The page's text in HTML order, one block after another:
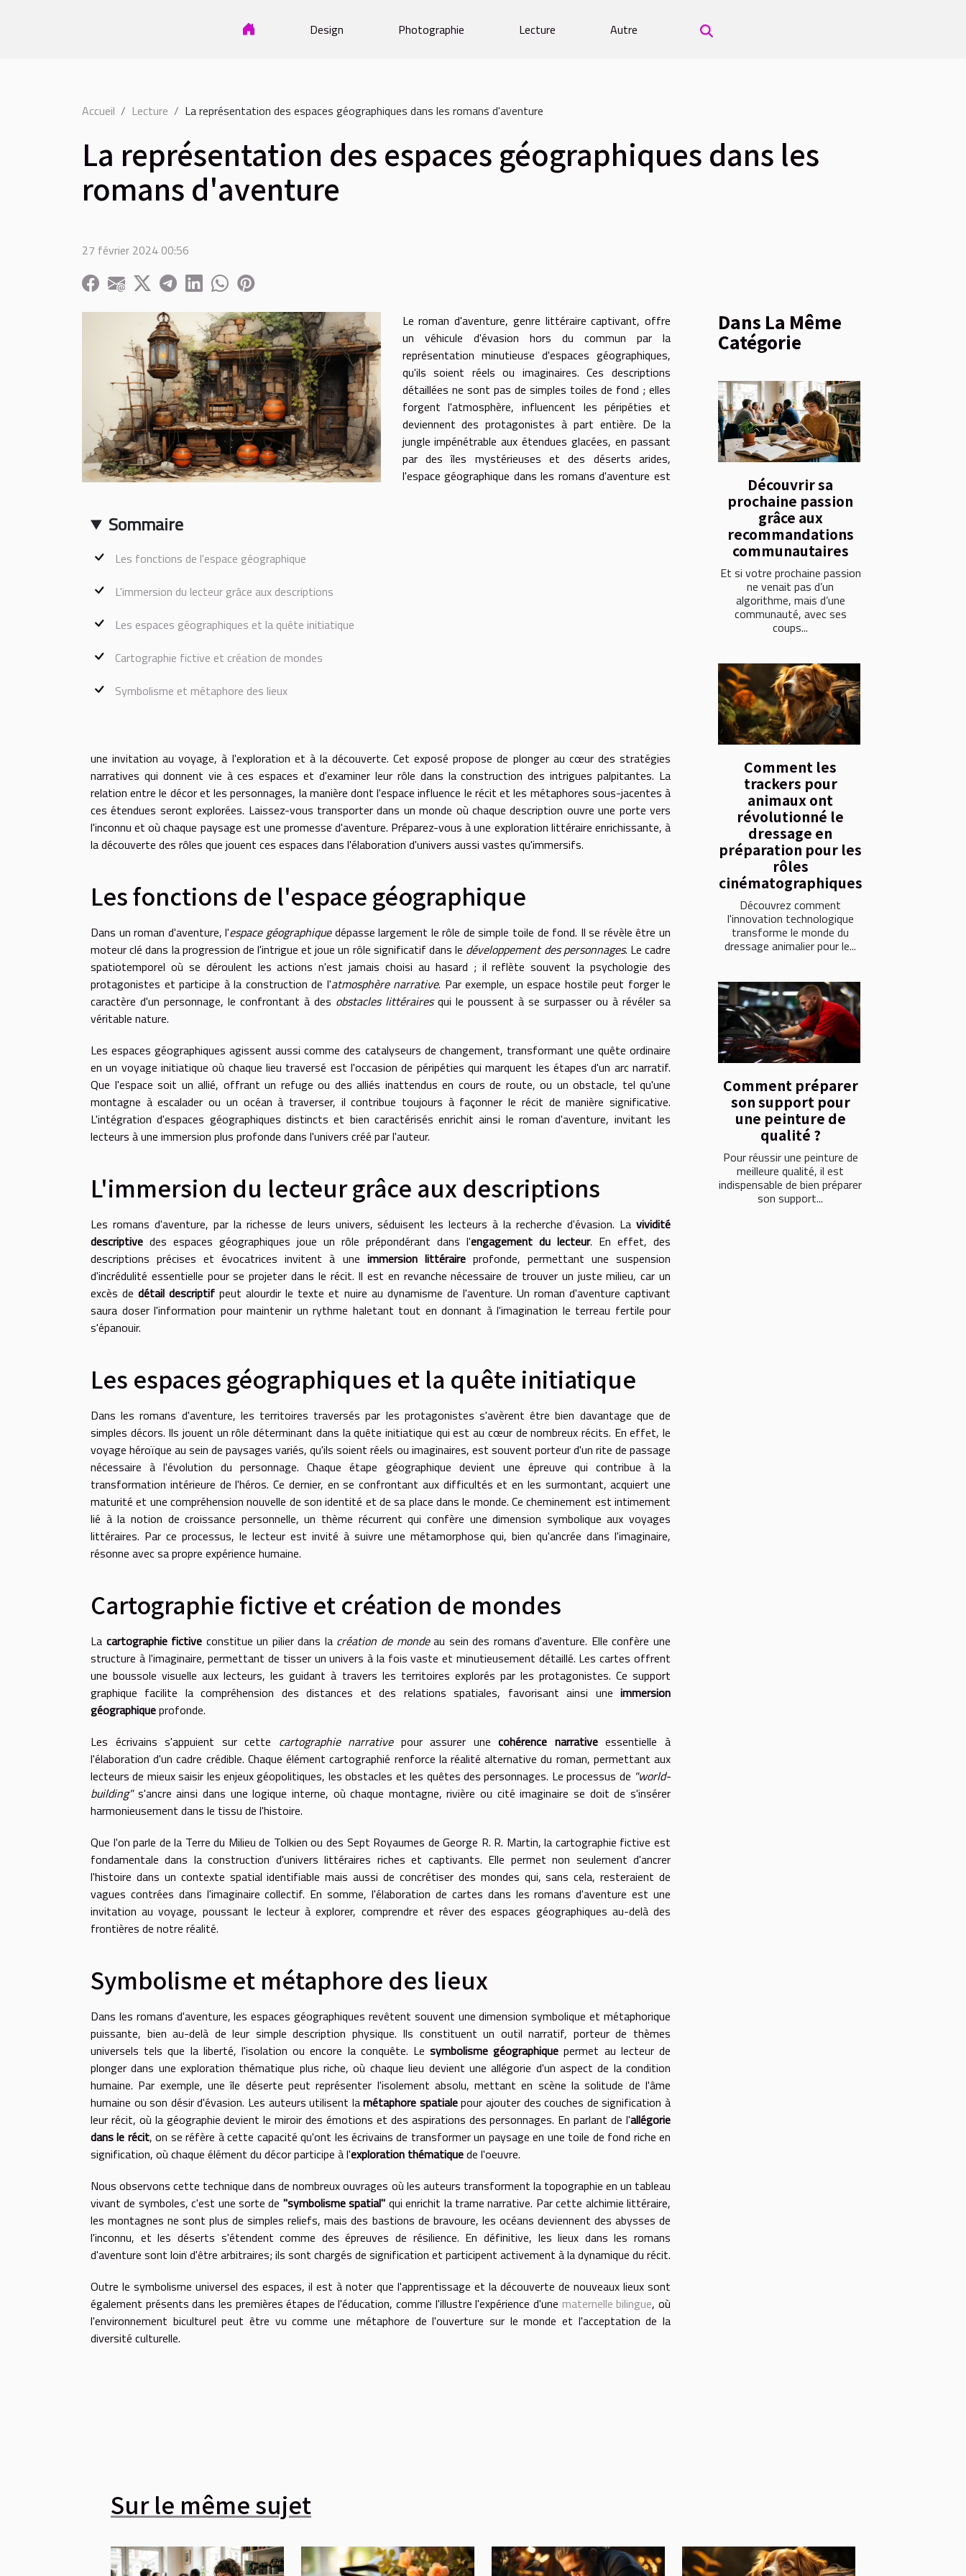
Design Photographie Lecture Autre
Accueil Lecture La représentation des espaces géographiques dans les romans d'aventure
La représentation des espaces géographiques dans les
romans d'aventure
27 février 2024 00:56
Sommaire
Les fonctions de l'espace géographique
L'immersion du lecteur grâce aux descriptions
Les espaces géographiques et la quête initiatique
Cartographie fictive et création de mondes
Symbolisme et métaphore des lieux
Le roman d'aventure, genre littéraire captivant, offre
un véhicule d'évasion hors du commun par la
représentation minutieuse d'espaces géographiques,
qu'ils soient réels ou imaginaires. Ces descriptions
détaillées ne sont pas de simples toiles de fond ; elles
forgent l'atmosphère, influencent les péripéties et
deviennent des protagonistes à part entière. De la
jungle impénétrable aux étendues glacées, en passant
par des îles mystérieuses et des déserts arides,
l'espace géographique dans les romans d'aventure est
une invitation au voyage, à l'exploration et à la découverte. Cet exposé propose de plonger au cœur des stratégies
narratives qui donnent vie à ces espaces et d'examiner leur rôle dans la construction des intrigues palpitantes. La
relation entre le décor et les personnages, la manière dont l'espace influence le récit et les métaphores sous-jacentes à
ces étendues seront explorées. Laissez-vous transporter dans un monde où chaque description ouvre une porte vers
l'inconnu et où chaque paysage est une promesse d'aventure. Préparez-vous à une exploration littéraire enrichissante, à
la découverte des rôles que jouent ces espaces dans l'élaboration d'univers aussi vastes qu'immersifs.
Les fonctions de l'espace géographique
Dans un roman d'aventure, l'espace géographiquedépasse largement le rôle de simple toile de fond. Il se révèle être un
moteur clé dans la progression de l'intrigue et joue un rôle significatif dans le développement des personnages. Le cadre
spatiotemporel où se déroulent les actions n'est jamais choisi au hasard ; il reflète souvent la psychologie des
protagonistes et participe à la construction de l'atmosphère narrative. Par exemple, un espace hostile peut forger le
caractère d'un personnage, le confrontant à des obstacles littérairesqui le poussent à se surpasser ou à révéler sa
véritable nature.
Les espaces géographiques agissent aussi comme des catalyseurs de changement, transformant une quête ordinaire
en un voyage initiatique où chaque lieu traversé est l'occasion de péripéties qui marquent les étapes d'un arc narratif.
Que l'espace soit un allié, offrant un refuge ou des alliés inattendus en cours de route, ou un obstacle, tel qu'une
montagne à escalader ou un océan à traverser, il contribue toujours à façonner le récit de manière significative.
L'intégration d'espaces géographiques distincts et bien caractérisés enrichit ainsi le roman d'aventure, invitant les
lecteurs à une immersion plus profonde dans l'univers créé par l'auteur.
L'immersion du lecteur grâce aux descriptions
Les romans d'aventure, par la richesse de leurs univers, séduisent les lecteurs à la recherche d'évasion. La vividité
descriptive des espaces géographiques joue un rôle prépondérant dans l'engagement du lecteur. En effet, des
descriptions précises et évocatrices invitent à une immersion littéraireprofonde, permettant une suspension
d'incrédulité essentielle pour se projeter dans le récit. Il est en revanche nécessaire de trouver un juste milieu, car un
excès dedétail descriptif peut alourdir le texte et nuire au dynamisme de l'aventure. Un roman d'aventure captivant
saura doser l'information pour maintenir un rythme haletant tout en donnant à l'imagination le terreau fertile pour
s'épanouir.
Les espaces géographiques et la quête initiatique
Dans les romans d'aventure, les territoires traversés par les protagonistes s'avèrent être bien davantage que de
simples décors. Ils jouent un rôle déterminant dans la quête initiatique qui est au cœur de nombreux récits. En effet, le
voyage héroïque au sein de paysages variés, qu'ils soient réels ou imaginaires, est souvent porteur d'un rite de passage
nécessaire à l'évolution du personnage. Chaque étape géographique devient une épreuve qui contribue à la
transformation intérieure de l'héros. Ce dernier, en se confrontant aux difficultés et en les surmontant, acquiert une
maturité et une compréhension nouvelle de son identité et de sa place dans le monde. Ce cheminement est intimement
lié à la notion de croissance personnelle, un thème récurrent qui confère une dimension symbolique aux voyages
littéraires. Par ce processus, le lecteur est invité à suivre une métamorphose qui, bien qu'ancrée dans l'imaginaire,
résonne avec sa propre expérience humaine.
Cartographie fictive et création de mondes
La cartographie fictive constitue un pilier dans la création de mondeau sein des romans d'aventure. Elle confère une
structure à l'imaginaire, permettant de tisser un univers à la fois vaste et minutieusement détaillé. Les cartes offrent
une boussole visuelle aux lecteurs, les guidant à travers les territoires explorés par les protagonistes. Ce support
graphique facilite la compréhension des distances et des relations spatiales, favorisant ainsi une immersion
géographiqueprofonde.
Les écrivains s'appuient sur cette cartographie narrativepour assurer unecohérence narrativeessentielle à
l'élaboration d'un cadre crédible. Chaque élément cartographié renforce la réalité alternative du roman, permettant aux
lecteurs de mieux saisir les enjeux géopolitiques, les obstacles et les quêtes des personnages. Le processus de "world-
building"s'ancre ainsi dans une logique interne, où chaque montagne, rivière ou cité imaginaire se doit de s'insérer
harmonieusement dans le tissu de l'histoire.
Que l'on parle de la Terre du Milieu de Tolkien ou des Sept Royaumes de George R. R. Martin, la cartographie fictive est
fondamentale dans la construction d'univers littéraires riches et captivants. Elle permet non seulement d'ancrer
l'histoire dans un contexte spatial identifiable mais aussi de concrétiser des mondes qui, sans cela, resteraient de
vagues contrées dans l'imaginaire collectif. En somme, l'élaboration de cartes dans les romans d'aventure est une
invitation au voyage, poussant le lecteur à explorer, comprendre et rêver des espaces géographiques au-delà des
frontières de notre réalité.
Symbolisme et métaphore des lieux
Dans les romans d'aventure, les espaces géographiques revêtent souvent une dimension symbolique et métaphorique
puissante, bien au-delà de leur simple description physique. Ils constituent un outil narratif, porteur de thèmes
universels tels que la liberté, l'isolation ou encore la conquête. Lesymbolisme géographique permet au lecteur de
plonger dans une exploration thématique plus riche, où chaque lieu devient une allégorie d'un aspect de la condition
humaine. Par exemple, une île déserte peut représenter l'isolement absolu, mettant en scène la solitude de l'âme
humaine ou son désir d'évasion. Les auteurs utilisent lamétaphore spatialepour ajouter des couches de signification à
leur récit, où la géographie devient le miroir des émotions et des aspirations des personnages. En parlant de l'allégorie
dans le récit, on se réfère à cette capacité qu'ont les écrivains de transformer un paysage en une toile de fond riche en
signification, où chaque élément du décor participe à l'exploration thématiquede l'oeuvre.
Nous observons cette technique dans de nombreux ouvrages où les auteurs transforment la topographie en un tableau
vivant de symboles, c'est une sorte de "symbolisme spatial" qui enrichit la trame narrative. Par cette alchimie littéraire,
les montagnes ne sont plus de simples reliefs, mais des bastions de bravoure, les océans deviennent des abysses de
l'inconnu, et les déserts s'étendent comme des épreuves de résilience. En définitive, les lieux dans les romans
d'aventure sont loin d'être arbitraires; ils sont chargés de signification et participent activement à la dynamique du récit.
Outre le symbolisme universel des espaces, il est à noter que l'apprentissage et la découverte de nouveaux lieux sont
également présents dans les premières étapes de l'éducation, comme l'illustre l'expérience d'une maternelle bilingue, où
l'environnement biculturel peut être vu comme une métaphore de l'ouverture sur le monde et l'acceptation de la
diversité culturelle.
Dans La Même
Catégorie
Découvrir sa
prochaine passion
grâce aux
recommandations
communautaires
Et si votre prochaine passion
ne venait pas d’un
algorithme, mais d’une
communauté, avec ses
coups...
Comment les
trackers pour
animaux ont
révolutionné le
dressage en
préparation pour les
rôles
cinématographiques
Découvrez comment
l'innovation technologique
transforme le monde du
dressage animalier pour le...
Comment préparer
son support pour
une peinture de
qualité ?
Pour réussir une peinture de
meilleure qualité, il est
indispensable de bien préparer
son support...
Sur le même sujet